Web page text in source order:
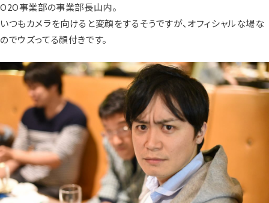
O2O事業部の事業部長山内。
いつもカメラを向けると変顔をするそうですが、オフィシャルな場な
のでウズってる顔付きです。